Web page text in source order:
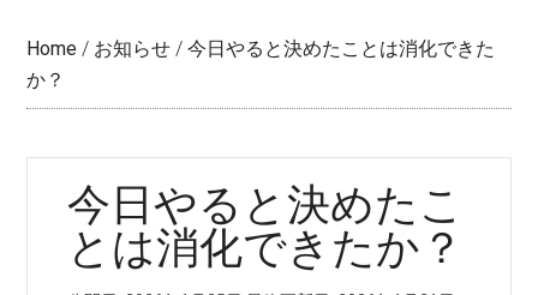
Home / お知らせ / 今日やると決めたことは消化できた
か？
今日やると決めたこ
とは消化できたか？